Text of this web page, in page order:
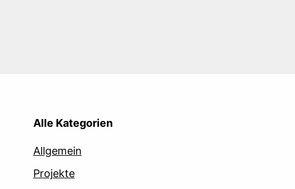
Alle Kategorien
Allgemein
Projekte